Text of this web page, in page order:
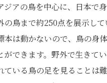
ジアの鳥を中心に、日本で
の鳥まで約250点を展示し
は動かないので、鳥の身体
ができます。野外で生きて
いる鳥の足を見ることは難